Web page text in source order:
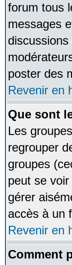
forum tous
messages
poster des
Revenir en
Que sont
Les
regrouper
groupes
peut se
gérer
accès à un
Revenir en
Comment